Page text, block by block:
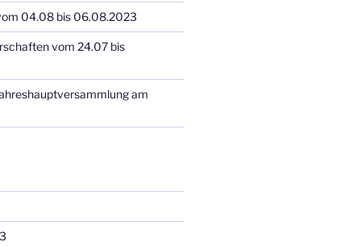
04.08 bis 06.08.2023
vom 24.07 bis
am